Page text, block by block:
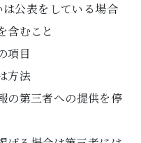
は公表をしている場合
含むこと
項目
方法
の第三者への提供を停